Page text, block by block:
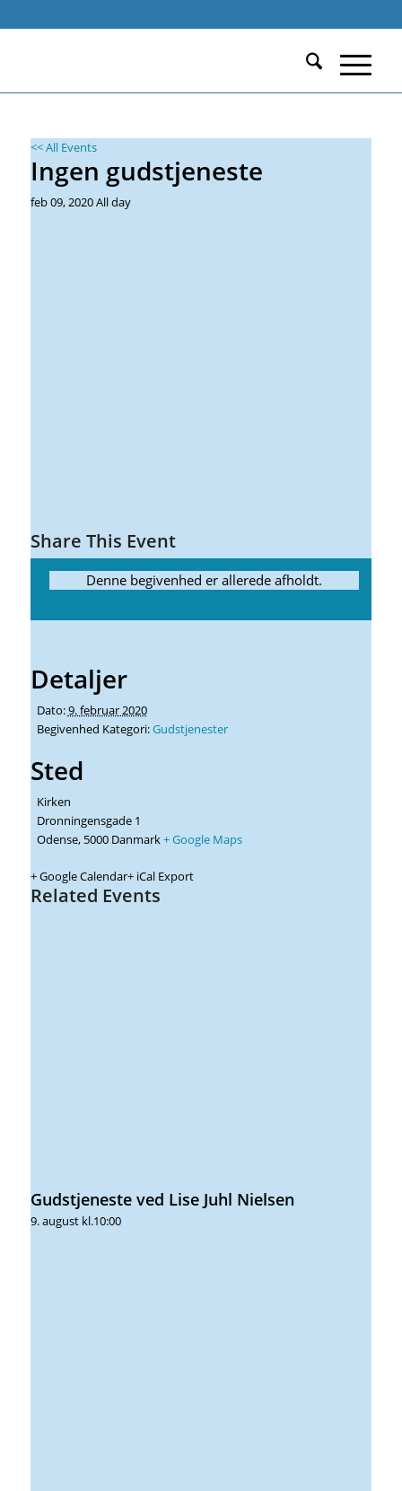
Events
<< All Events
Ingen gudstjeneste
feb09,2020All day
Share This Event
Denne begivenhed er allerede afholdt.
Detaljer
Dato:9. februar 2020
Begivenhed Kategori:Gudstjenester
Sted
Kirken
Dronningensgade 1
Odense, 5000 Danmark+ Google Maps
+ Google Calendar+ iCal Export
Related Events
Gudstjeneste ved Lise Juhl Nielsen
9. august kl.10:00